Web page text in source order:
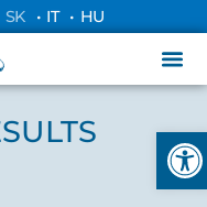
SK • IT • HU